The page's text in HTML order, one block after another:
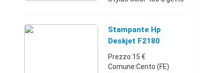
più una seconda colore
ancora sigillata. Vendo a
Stampante Hp
Deskjet F2180
Prezzo:15 €
Comune:Cento (FE)